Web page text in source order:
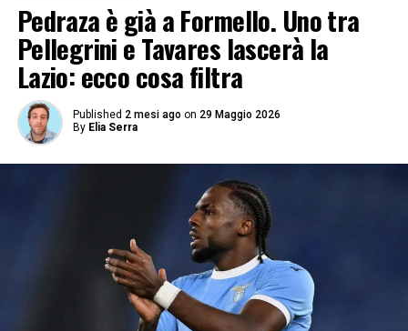
Pedraza è già a Formello. Uno tra
Pellegrini e Tavares lascerà la
Lazio: ecco cosa filtra
Published 2 mesi ago on 29 Maggio 2026
By Elia Serra